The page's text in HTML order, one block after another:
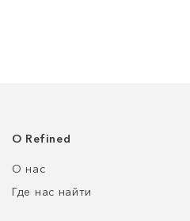
О Refined
О нас
Где нас найти